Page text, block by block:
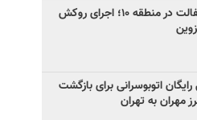
تداوم نهضت آسفالت در منطقه ۱۰؛ اجرای روکش
اتوبوسرانی برای بازگشت
مهران به تهران